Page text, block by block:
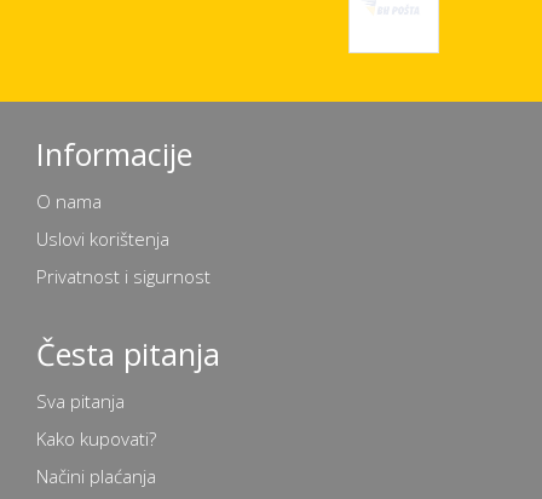
Informacije
O nama
Uslovi korištenja
Privatnost i sigurnost
Česta pitanja
Sva pitanja
Kako kupovati?
Načini plaćanja